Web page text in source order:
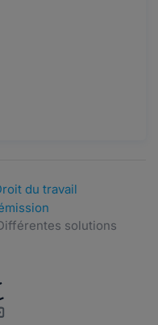
peut aussi venir
fils 41 ans ,
, et de...
est très
du travail
solutions